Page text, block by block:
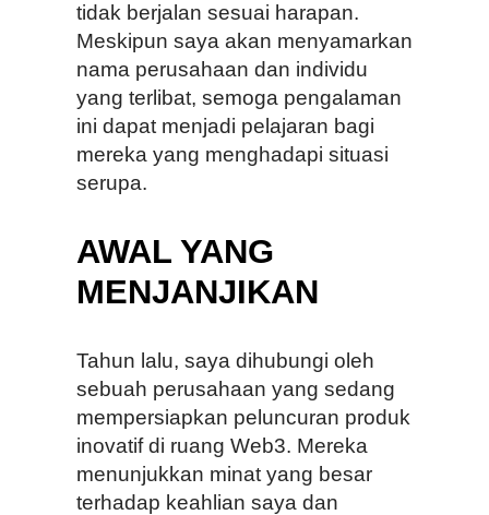
tidak berjalan sesuai harapan.
Meskipun saya akan menyamarkan
nama perusahaan dan individu
yang terlibat, semoga pengalaman
ini dapat menjadi pelajaran bagi
mereka yang menghadapi situasi
serupa.
AWAL YANG
MENJANJIKAN
Tahun lalu, saya dihubungi oleh
sebuah perusahaan yang sedang
mempersiapkan peluncuran produk
inovatif di ruang Web3. Mereka
menunjukkan minat yang besar
terhadap keahlian saya dan